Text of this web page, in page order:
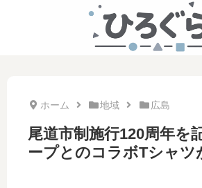
ホーム 地域 広島
尾道市制施行120周年を
ープとのコラボTシャツ